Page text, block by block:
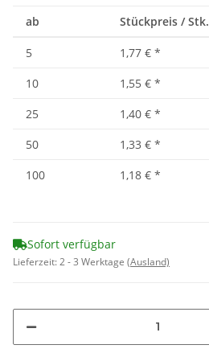
ab Stückpreis / Stk.
5 1,77 € *
10
1,55 € *
25
1,40 € *
50
1,33 € *
100
1,18 € *
Sofort verfügbar
Lieferzeit:2 - 3 Werktage (Ausland)